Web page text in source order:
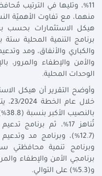
منهما، مع تفاوت الأهميّة
هيكل الاستثمارات بحسب
برنامج التنمية المحلية
والكباري والأنفاق، ومد
والأمن والإطفاء والمرور،
الوحدات المحلية.
وأوضح التقرير أن هيكل
تُناهز 17%، ثم برنامج
و(5.3%) على التوالي.